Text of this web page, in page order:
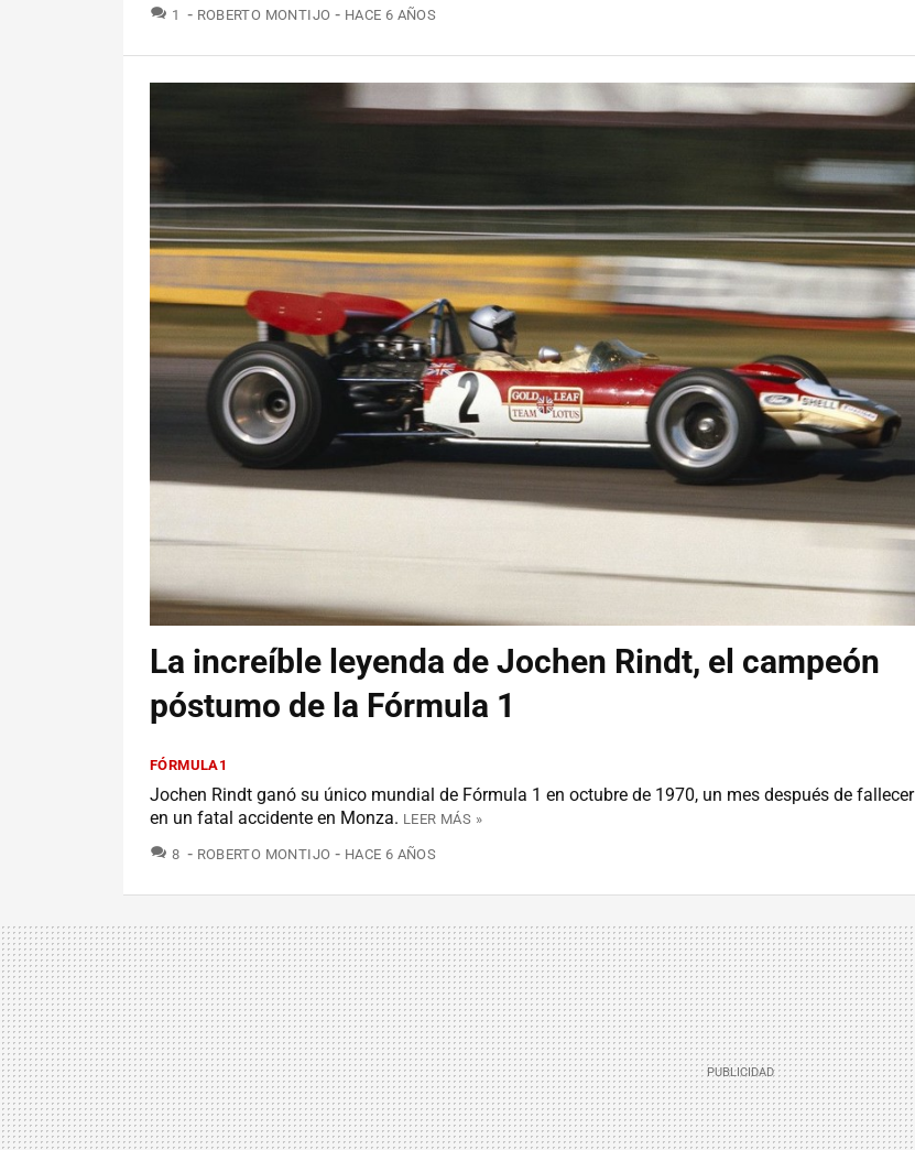
1 COMENTARIOS
ROBERTO MONTIJO HACE 6 AÑOS
La increíble leyenda de Jochen Rindt, el campeón
póstumo de la Fórmula 1
FÓRMULA1
Jochen Rindt ganó su único mundial de Fórmula 1 en octubre de 1970, un mes después de fallecer
en un fatal accidente en Monza. LEER MÁS »
8 COMENTARIOS
ROBERTO MONTIJO HACE 6 AÑOS